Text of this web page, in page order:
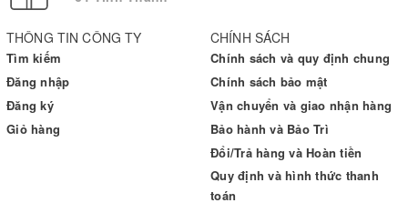
SỬ DỤNG TRONG TRƯỜNG
HỢP NÀO?
Đai hỗ trợ đầu gối bonbone FIT Knee sử dụng cố định và bảo vệ
đầu gối cho một số trường hợp như:
Sử dụng hỗ trợ vùng xương bánh chè giúp nâng đỡ, giảm đau
THÔNG TIN CÔNG TY
Tìm kiếm
Đăng nhập
Đăng ký
Giỏ hàng
CHÍNH SÁCH
Chính sách và quy định chung
Chính sách bảo mật
Vận chuyển và giao nhận hàng
Bảo hành và Bảo Trì
Đổi/Trả hàng và Hoàn tiền
Quy định và hình thức thanh
toán